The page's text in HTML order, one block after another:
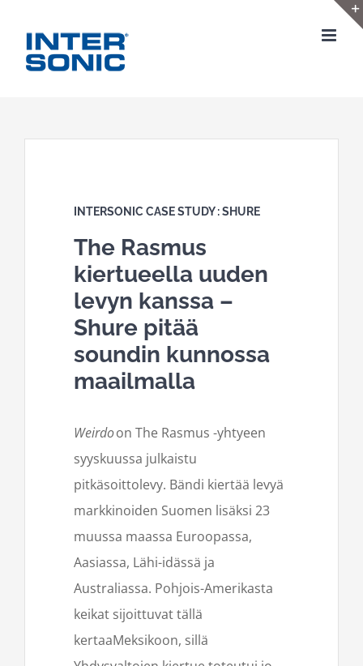
content
INTERSONIC CASE STUDY : SHURE
The Rasmus
kiertueella uuden
levyn kanssa –
Shure pitää
soundin kunnossa
maailmalla
Weirdoon The Rasmus -yhtyeen
syyskuussa julkaistu
pitkäsoittolevy. Bändi kiertää levyä
markkinoiden Suomen lisäksi 23
muussa maassa Euroopassa,
Aasiassa, Lähi-idässä ja
Australiassa. Pohjois-Amerikasta
keikat sijoittuvat tällä
kertaaMeksikoon, sillä